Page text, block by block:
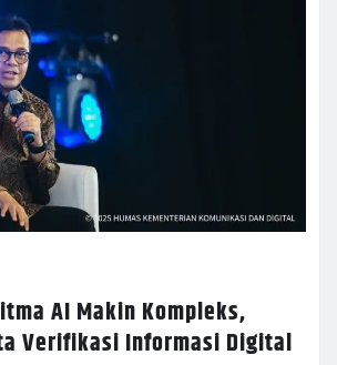
AI Makin Kompleks,
Verifikasi Informasi Digital